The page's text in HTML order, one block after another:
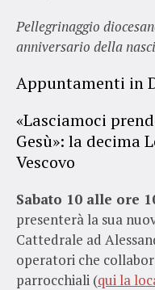
Pellegrinaggio
anniversario della
Appuntamenti in
«Lasciamoci
Gesù»: la decima
Vescovo
Sabato 10 alle ore
presenterà la sua
Cattedrale ad
operatori che
parrocchiali (qui la